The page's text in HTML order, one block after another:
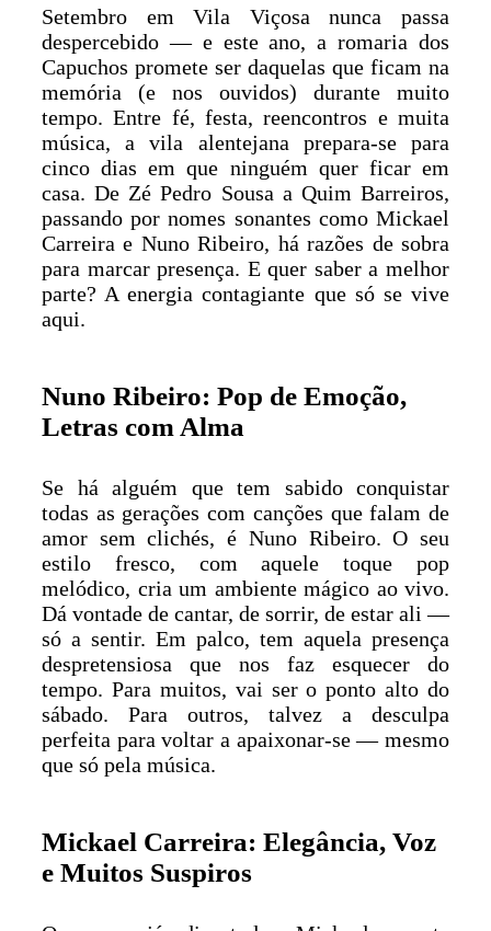
Setembro em Vila Viçosa nunca passa
despercebido — e este ano, a romaria dos
Capuchos promete ser daquelas que ficam na
memória (e nos ouvidos) durante muito
tempo. Entre fé, festa, reencontros e muita
música, a vila alentejana prepara-se para
cinco dias em que ninguém quer ficar em
casa. De Zé Pedro Sousa a Quim Barreiros,
passando por nomes sonantes como Mickael
Carreira e Nuno Ribeiro, há razões de sobra
para marcar presença. E quer saber a melhor
parte? A energia contagiante que só se vive
aqui.
Nuno Ribeiro: Pop de Emoção,
Letras com Alma
Se há alguém que tem sabido conquistar
todas as gerações com canções que falam de
amor sem clichés, é Nuno Ribeiro. O seu
estilo fresco, com aquele toque pop
melódico, cria um ambiente mágico ao vivo.
Dá vontade de cantar, de sorrir, de estar ali —
só a sentir. Em palco, tem aquela presença
despretensiosa que nos faz esquecer do
tempo. Para muitos, vai ser o ponto alto do
sábado. Para outros, talvez a desculpa
perfeita para voltar a apaixonar-se — mesmo
que só pela música.
Mickael Carreira: Elegância, Voz
e Muitos Suspiros